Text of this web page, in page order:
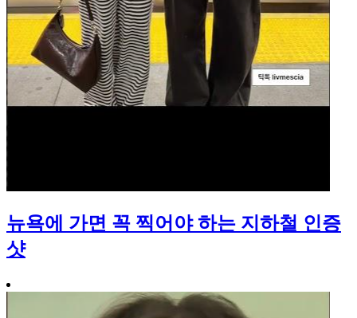
뉴욕에 가면 꼭 찍어야 하는 지하철 인증
샷